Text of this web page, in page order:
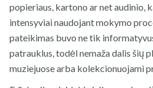
popieriaus, kartono ar net audinio,
intensyviai naudojant mokymo
pateikimas buvo ne tik
patrauklus, todėl nemaža dalis šių
muziejuose arba kolekcionuojami